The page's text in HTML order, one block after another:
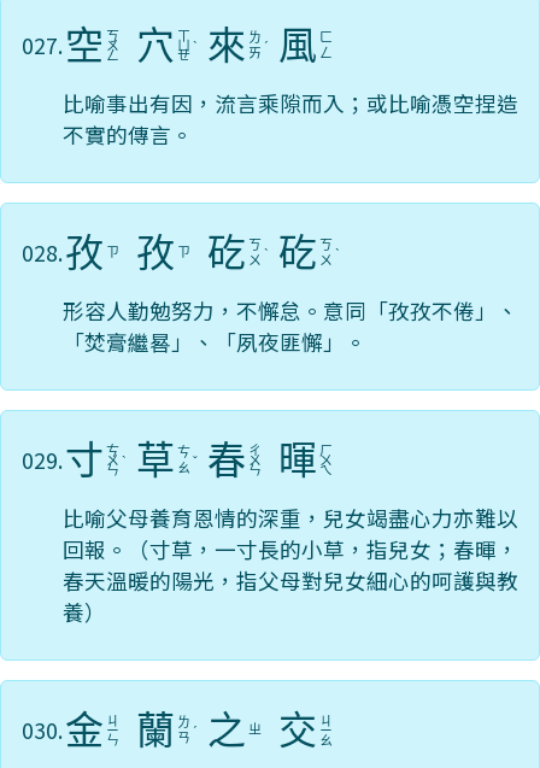
027.空 ㄎ
ㄨ
ㄥ 穴 ㄩ
ㄝ
ˋ 來 ㄌ
ㄞ ˊ 風 ㄈ
ㄥ
比喻事出有因，流言乘隙而入；或比喻憑空捏造
不實的傳言。
028.孜 ㄗ 孜 ㄗ 矻 ㄎ
ㄨ ˋ 矻 ㄎ
ㄨ ˋ
形容人勤勉努力，不懈怠。意同「孜孜不倦」、
「焚膏繼晷」、「夙夜匪懈」。
029.寸 ㄘ
ㄨ
ㄣ
ˋ 草 ㄘ
ㄠ ˇ 春 ㄔ
ㄨ
ㄣ 暉 ㄏ
ㄨ
ㄟ
比喻父母養育恩情的深重，兒女竭盡心力亦難以
回報。（寸草，一寸長的小草，指兒女；春暉，
春天溫暖的陽光，指父母對兒女細心的呵護與教
養）
030.金 ㄐ
ㄧ
ㄣ 蘭 ㄌ
ㄢ ˊ 之 ㄓ 交 ㄐ
ㄧ
ㄠ